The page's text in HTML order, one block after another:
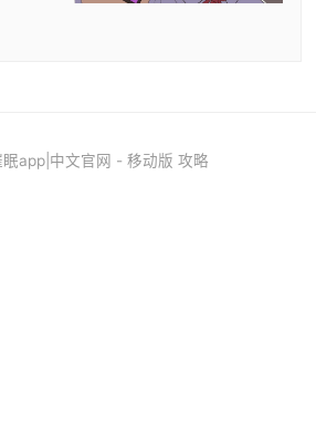
app|中文官网 - 移动版 攻略